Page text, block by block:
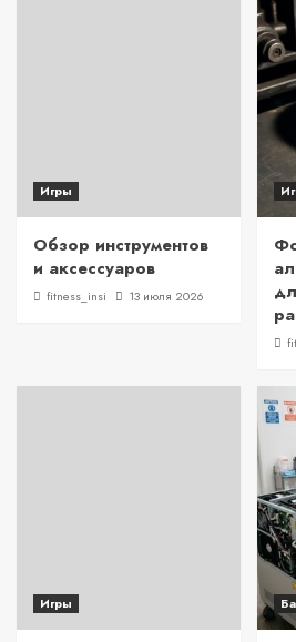
Игры
Обзор инструментов
и аксессуаров
fitness_insi 13 июля 2026
Игры